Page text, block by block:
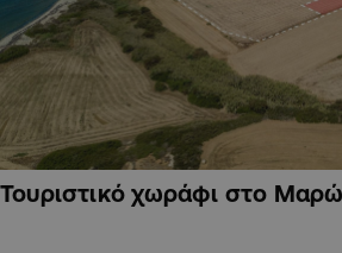
Τουριστικό χωράφι στο